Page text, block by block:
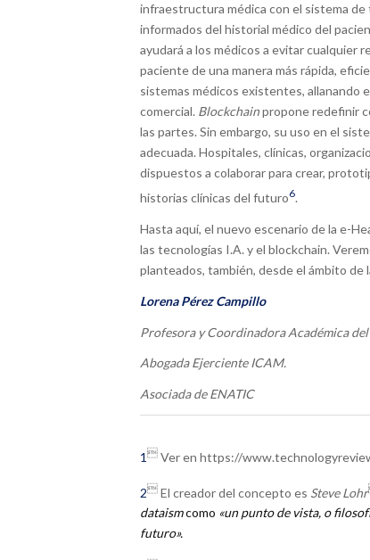
infraestructura médica con el sistema
informados del historial médico del
ayudará a los médicos a evitar cualquier
paciente de una manera más rápida,
sistemas médicos existentes, allanando
comercial. Blockchainpropone redefinir
las partes. Sin embargo, su uso en el
adecuada. Hospitales, clínicas,
dispuestos a colaborar para crear,
historias clínicas del futuro6.
Hasta aquí, el nuevo escenario de la e-
las tecnologías I.A. y el blockchain.
planteados, también, desde el ámbito de
Lorena Pérez Campillo
Profesora y Coordinadora Académica
Abogada Ejerciente ICAM.
Asociada de ENATIC
1  Ver en https://
2 El creador del concepto es Steve Lohr
dataismcomo «un punto de vista, o
futuro».